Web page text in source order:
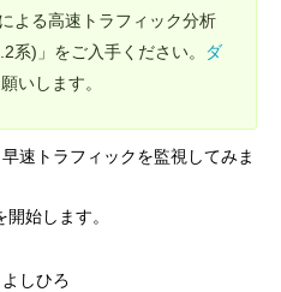
よる高速トラフィック分析
系)」をご入手ください。
ダ
いします。
速トラフィックを監視してみま
始します。
しひろ